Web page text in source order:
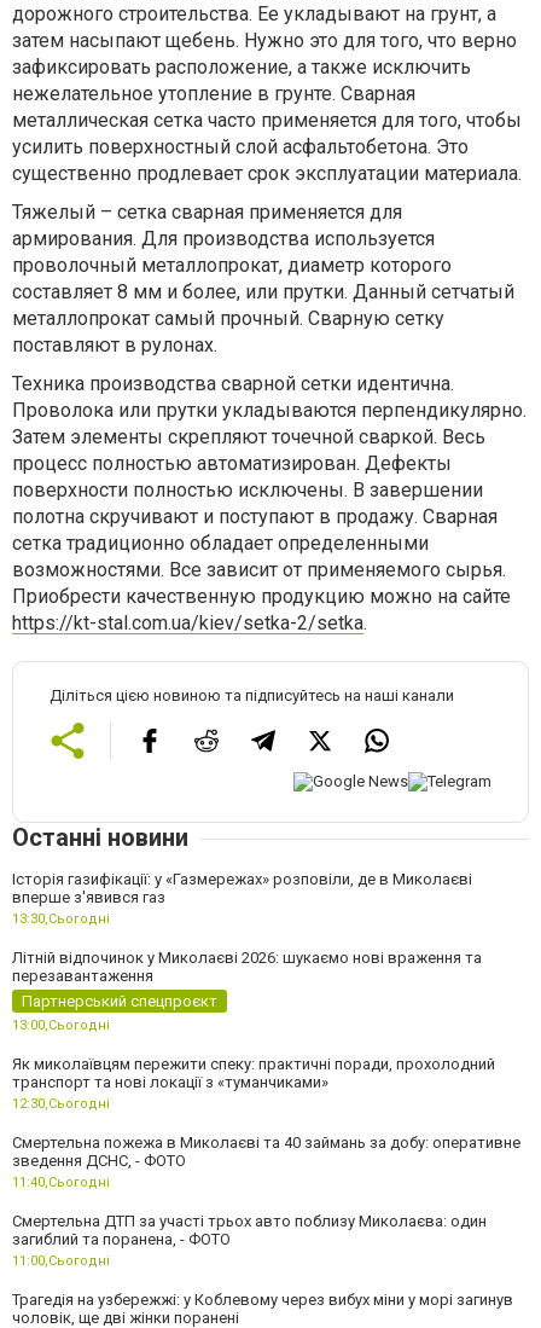
дорожного строительства. Ее укладывают на грунт, а
затем насыпают щебень. Нужно это для того, что верно
зафиксировать расположение, а также исключить
нежелательное утопление в грунте. Сварная
металлическая сетка часто применяется для того, чтобы
усилить поверхностный слой асфальтобетона. Это
существенно продлевает срок эксплуатации материала.
Тяжелый – сетка сварная применяется для
армирования. Для производства используется
проволочный металлопрокат, диаметр которого
составляет 8 мм и более, или прутки. Данный сетчатый
металлопрокат самый прочный. Сварную сетку
поставляют в рулонах.
Техника производства сварной сетки идентична.
Проволока или прутки укладываются перпендикулярно.
Затем элементы скрепляют точечной сваркой. Весь
процесс полностью автоматизирован. Дефекты
поверхности полностью исключены. В завершении
полотна скручивают и поступают в продажу. Сварная
сетка традиционно обладает определенными
возможностями. Все зависит от применяемого сырья.
Приобрести качественную продукцию можно на сайте
https://kt-stal.com.ua/kiev/setka-2/setka.
Діліться цією новиною та підписуйтесь на наші канали
Останні новини
Історія газифікації: у «Газмережах» розповіли, де в Миколаєві
вперше з'явився газ
13:30, Сьогодні
Літній відпочинок у Миколаєві 2026: шукаємо нові враження та
перезавантаження
Партнерський спецпроєкт
13:00, Сьогодні
Як миколаївцям пережити спеку: практичні поради, прохолодний
транспорт та нові локації з «туманчиками»
12:30, Сьогодні
Смертельна пожежа в Миколаєві та 40 займань за добу: оперативне
зведення ДСНС, - ФОТО
11:40, Сьогодні
Смертельна ДТП за участі трьох авто поблизу Миколаєва: один
загиблий та поранена, - ФОТО
11:00, Сьогодні
Трагедія на узбережжі: у Коблевому через вибух міни у морі загинув
чоловік, ще дві жінки поранені